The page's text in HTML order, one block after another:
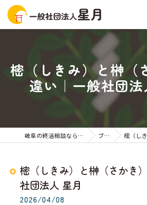
樒（しきみ）と榊（
違い｜一般社団法
岐阜の終活相談なら一般社団法人星月 ブログ 樒（しきみ）と
樒（しきみ）と榊（さかき
社団法人 星月
2026/04/08